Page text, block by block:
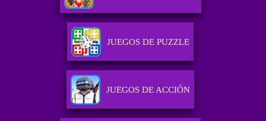
JUEGOS DE PUZZLE
JUEGOS DE ACCIÓN